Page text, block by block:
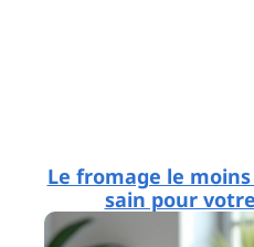
Le fromage le
sain pour